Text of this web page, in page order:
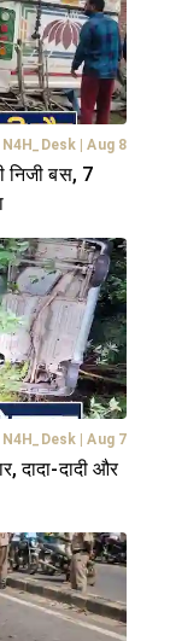
N4H_Desk Aug 8
निजी बस, 7
N4H_Desk Aug 7
दादा-दादी और